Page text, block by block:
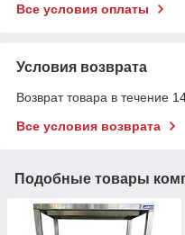
Все условия оплаты
Условия возврата
Возврат товара в течение
Все условия возврата
Подобные товары